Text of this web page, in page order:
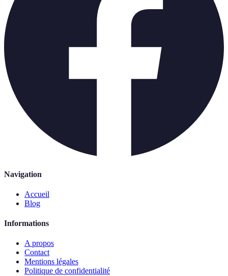
Navigation
Accueil
Blog
Informations
A propos
Contact
Mentions légales
Politique de confidentialité